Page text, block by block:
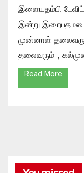
இளையதம்பி
இன்று
முன்னாள்
தலைவரும் ,
Read More